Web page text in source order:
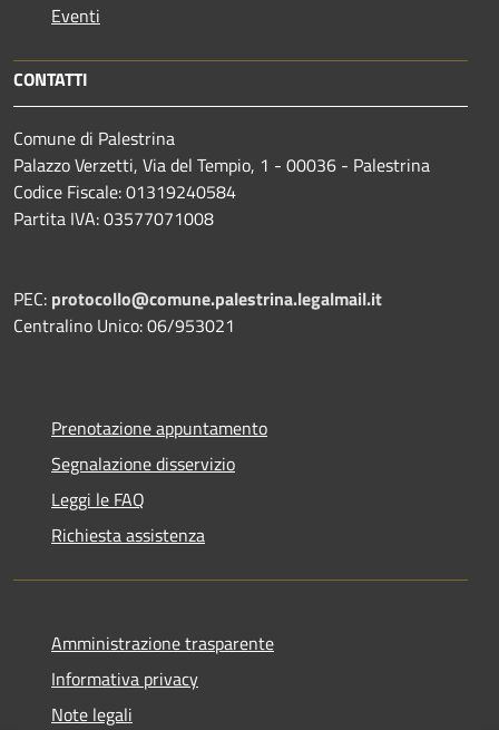
Eventi
CONTATTI
Comune di Palestrina
Palazzo Verzetti, Via del Tempio, 1 - 00036 - Palestrina
Codice Fiscale: 01319240584
Partita IVA: 03577071008
PEC: protocollo@comune.palestrina.legalmail.it
Centralino Unico: 06/953021
Prenotazione appuntamento
Segnalazione disservizio
Leggi le FAQ
Richiesta assistenza
Amministrazione trasparente
Informativa privacy
Note legali